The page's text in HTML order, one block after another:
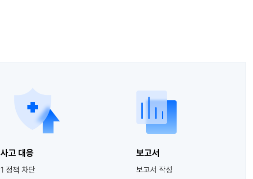
사고 대응
1 정책 차단
보고서
보고서 작성